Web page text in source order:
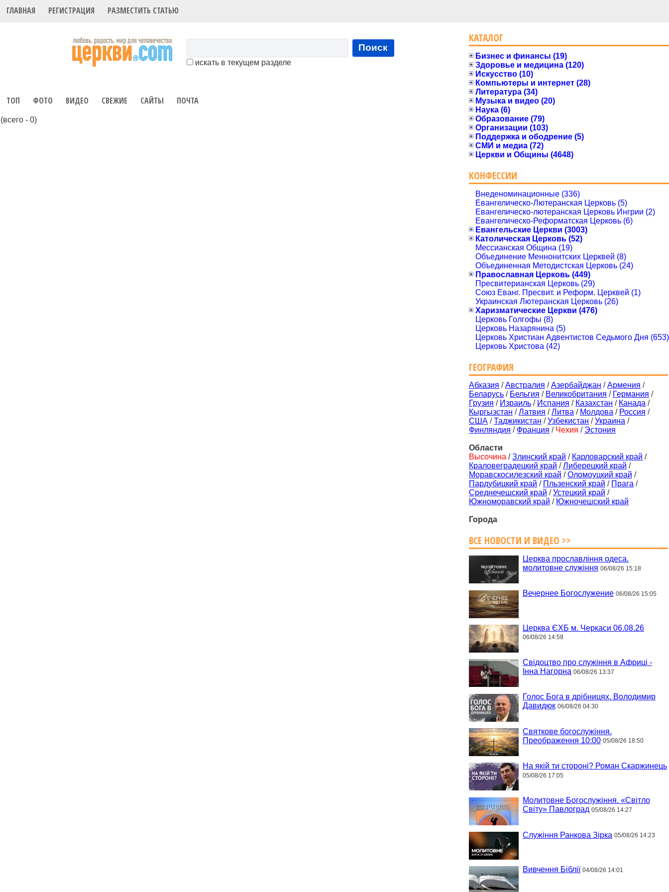
ГЛАВНАЯ РЕГИСТРАЦИЯ РАЗМЕСТИТЬ СТАТЬЮ
Поиск
искать в текущем разделе
ТОП ФОТО ВИДЕО СВЕЖИЕ САЙТЫ ПОЧТА
(всего - 0)
КАТАЛОГ
Бизнес и финансы (19)
Здоровье и медицина (120)
Искусство (10)
Компьютеры и интернет (28)
Литература (34)
Музыка и видео (20)
Наука (6)
Образование (79)
Организации (103)
Поддержка и ободрение (5)
СМИ и медиа (72)
Церкви и Общины (4648)
КОНФЕССИИ
Внеденоминационные (336)
Евангелическо-Лютеранская Церковь (5)
Евангелическо-лютеранская Церковь Ингрии (2)
Евангелическо-Реформатская Церковь (6)
Евангельские Церкви (3003)
Католическая Церковь (52)
Мессианская Община (19)
Объединение Меннонитских Церквей (8)
Объединенная Методистская Церковь (24)
Православная Церковь (449)
Пресвитерианская Церковь (29)
Союз Еванг. Пресвит. и Реформ. Церквей (1)
Украинская Лютеранская Церковь (26)
Харизматические Церкви (476)
Церковь Голгофы (8)
Церковь Назарянина (5)
Церковь Христиан Адвентистов Седьмого Дня (653)
Церковь Христова (42)
ГЕОГРАФИЯ
Абхазия /Австралия /Азербайджан /Армения /
Беларусь / Бельгия / Великобритания / Германия /
Грузия / Израиль / Испания / Казахстан / Канада /
Кыргызстан /Латвия /Литва / Молдова / Россия /
США /Таджикистан /Узбекистан /Украина /
Финляндия / Франция / Чехия / Эстония
Области
Высочина /Злинский край / Карловарский край /
Краловеградецкий край /Либерецкий край /
Моравскосилезский край /Оломоуцкий край /
Пардубицкий край / Пльзенский край / Прага /
Среднечешский край /Устецкий край /
Южноморавский край / Южночешский край
Города
ВСЕ НОВОСТИ И ВИДЕО >>
Церква прославління одеса.
молитовне служіння 06/08/26 15:18
Вечернее Богослужение 06/08/26 15:05
Церква ЄХБ м. Черкаси 06.08.26
06/08/26 14:58
Свідоцтво про служіння в Африці -
Інна Нагорна 06/08/26 13:37
Голос Бога в дрібницях. Володимир
Давидюк 06/08/26 04:30
Святкове богослужіння.
Преображення 10:00 05/08/26 18:50
На якій ти стороні? Роман Скаржинець
05/08/26 17:05
Молитовне Богослужіння. «Світло
Світу» Павлоград 05/08/26 14:27
Служіння Ранкова Зірка 05/08/26 14:23
Вивчення Біблії 04/08/26 14:01